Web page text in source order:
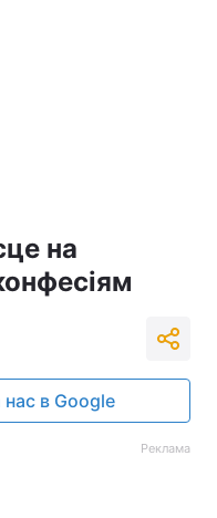
на
нас в Google
Реклама